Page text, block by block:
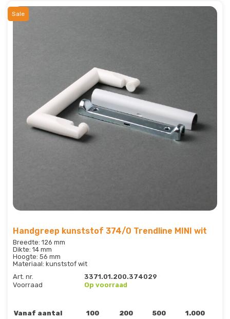
Sale
Handgreep kunststof 374/0 Trendline MINI wit
Breedte: 126 mm
Dikte: 14 mm
Hoogte: 56 mm
Materiaal: kunststof wit
Art. nr.
3371.01.200.374029
Voorraad
Op voorraad
Vanaf aantal 100 200 500 1.000